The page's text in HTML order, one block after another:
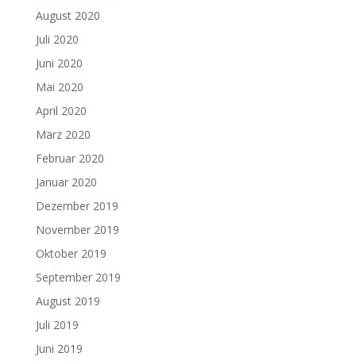
August 2020
Juli 2020
Juni 2020
Mai 2020
April 2020
März 2020
Februar 2020
Januar 2020
Dezember 2019
November 2019
Oktober 2019
September 2019
August 2019
Juli 2019
Juni 2019